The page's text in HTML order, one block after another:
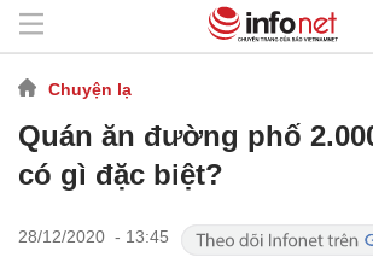
Chuyện lạ
Quán ăn đường phố
có gì đặc biệt?
28/12/2020 - 13:45